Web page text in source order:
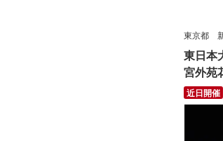
東京都
東日本
宮外苑